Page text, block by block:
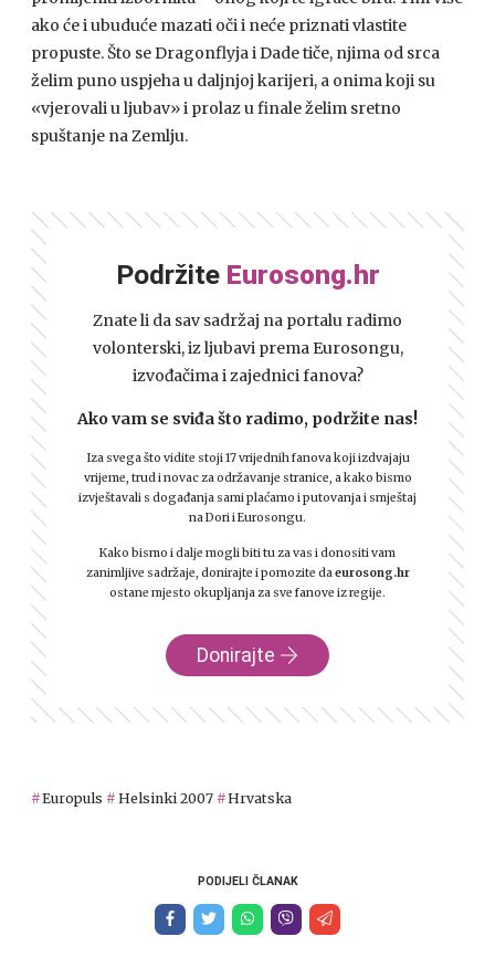
ako će i ubuduće mazati oči i neće priznati vlastite
propuste. Što se Dragonflyja i Dade tiče, njima od srca
želim puno uspjeha u daljnjoj karijeri, a onima koji su
«vjerovali u ljubav» i prolaz u finale želim sretno
spuštanje na Zemlju.
Podržite Eurosong.hr
Znate li da sav sadržaj na portalu radimo
volonterski, iz ljubavi prema Eurosongu,
izvođačima i zajednici fanova?
Ako vam se sviđa što radimo, podržite nas!
Iza svega što vidite stoji 17 vrijednih fanova koji izdvajaju
vrijeme, trud i novac za održavanje stranice, a kako bismo
izvještavali s događanja sami plaćamo i putovanja i smještaj
na Dori i Eurosongu.
Kako bismo i dalje mogli biti tu za vas i donositi vam
zanimljive sadržaje, donirajte i pomozite daeurosong.hr
ostane mjesto okupljanja za sve fanove iz regije.
Donirajte
Europuls Helsinki 2007 Hrvatska
PODIJELI ČLANAK